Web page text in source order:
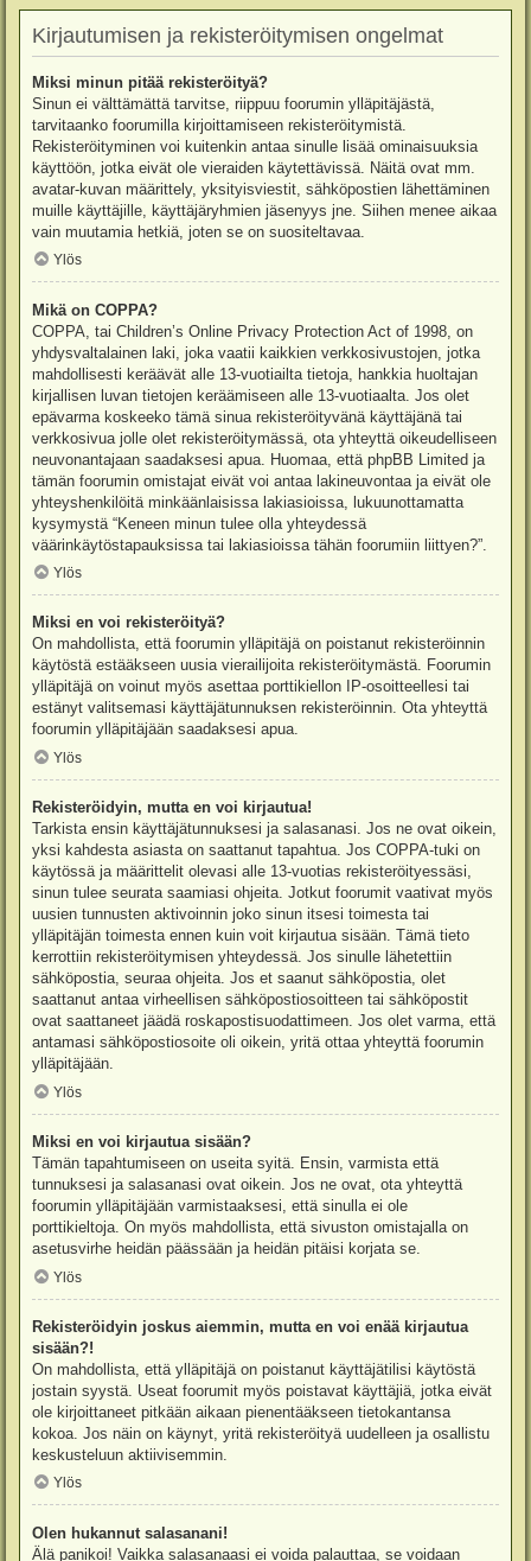
Kirjautumisen ja rekisteröitymisen ongelmat
Miksi minun pitää rekisteröityä?
Sinun ei välttämättä tarvitse, riippuu foorumin ylläpitäjästä,
tarvitaanko foorumilla kirjoittamiseen rekisteröitymistä.
Rekisteröityminen voi kuitenkin antaa sinulle lisää ominaisuuksia
käyttöön, jotka eivät ole vieraiden käytettävissä. Näitä ovat mm.
avatar-kuvan määrittely, yksityisviestit, sähköpostien lähettäminen
muille käyttäjille, käyttäjäryhmien jäsenyys jne. Siihen menee aikaa
vain muutamia hetkiä, joten se on suositeltavaa.
Ylös
Mikä on COPPA?
COPPA, tai Children’s Online Privacy Protection Act of 1998, on
yhdysvaltalainen laki, joka vaatii kaikkien verkkosivustojen, jotka
mahdollisesti keräävät alle 13-vuotiailta tietoja, hankkia huoltajan
kirjallisen luvan tietojen keräämiseen alle 13-vuotiaalta. Jos olet
epävarma koskeeko tämä sinua rekisteröityvänä käyttäjänä tai
verkkosivua jolle olet rekisteröitymässä, ota yhteyttä oikeudelliseen
neuvonantajaan saadaksesi apua. Huomaa, että phpBB Limited ja
tämän foorumin omistajat eivät voi antaa lakineuvontaa ja eivät ole
yhteyshenkilöitä minkäänlaisissa lakiasioissa, lukuunottamatta
kysymystä “Keneen minun tulee olla yhteydessä
väärinkäytöstapauksissa tai lakiasioissa tähän foorumiin liittyen?”.
Ylös
Miksi en voi rekisteröityä?
On mahdollista, että foorumin ylläpitäjä on poistanut rekisteröinnin
käytöstä estääkseen uusia vierailijoita rekisteröitymästä. Foorumin
ylläpitäjä on voinut myös asettaa porttikiellon IP-osoitteellesi tai
estänyt valitsemasi käyttäjätunnuksen rekisteröinnin. Ota yhteyttä
foorumin ylläpitäjään saadaksesi apua.
Ylös
Rekisteröidyin, mutta en voi kirjautua!
Tarkista ensin käyttäjätunnuksesi ja salasanasi. Jos ne ovat oikein,
yksi kahdesta asiasta on saattanut tapahtua. Jos COPPA-tuki on
käytössä ja määrittelit olevasi alle 13-vuotias rekisteröityessäsi,
sinun tulee seurata saamiasi ohjeita. Jotkut foorumit vaativat myös
uusien tunnusten aktivoinnin joko sinun itsesi toimesta tai
ylläpitäjän toimesta ennen kuin voit kirjautua sisään. Tämä tieto
kerrottiin rekisteröitymisen yhteydessä. Jos sinulle lähetettiin
sähköpostia, seuraa ohjeita. Jos et saanut sähköpostia, olet
saattanut antaa virheellisen sähköpostiosoitteen tai sähköpostit
ovat saattaneet jäädä roskapostisuodattimeen. Jos olet varma, että
antamasi sähköpostiosoite oli oikein, yritä ottaa yhteyttä foorumin
ylläpitäjään.
Ylös
Miksi en voi kirjautua sisään?
Tämän tapahtumiseen on useita syitä. Ensin, varmista että
tunnuksesi ja salasanasi ovat oikein. Jos ne ovat, ota yhteyttä
foorumin ylläpitäjään varmistaaksesi, että sinulla ei ole
porttikieltoja. On myös mahdollista, että sivuston omistajalla on
asetusvirhe heidän päässään ja heidän pitäisi korjata se.
Ylös
Rekisteröidyin joskus aiemmin, mutta en voi enää kirjautua
sisään?!
On mahdollista, että ylläpitäjä on poistanut käyttäjätilisi käytöstä
jostain syystä. Useat foorumit myös poistavat käyttäjiä, jotka eivät
ole kirjoittaneet pitkään aikaan pienentääkseen tietokantansa
kokoa. Jos näin on käynyt, yritä rekisteröityä uudelleen ja osallistu
keskusteluun aktiivisemmin.
Ylös
Olen hukannut salasanani!
Älä panikoi! Vaikka salasanaasi ei voida palauttaa, se voidaan